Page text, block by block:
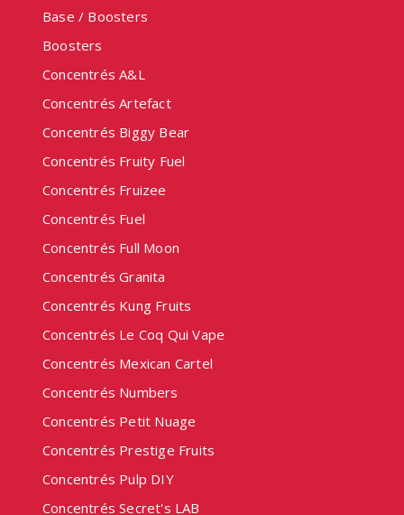
Base / Boosters
Boosters
Concentrés A&L
Concentrés Artefact
Concentrés Biggy Bear
Concentrés Fruity Fuel
Concentrés Fruizee
Concentrés Fuel
Concentrés Full Moon
Concentrés Granita
Concentrés Kung Fruits
Concentrés Le Coq Qui Vape
Concentrés Mexican Cartel
Concentrés Numbers
Concentrés Petit Nuage
Concentrés Prestige Fruits
Concentrés Pulp DIY
Concentrés Secret's LAB